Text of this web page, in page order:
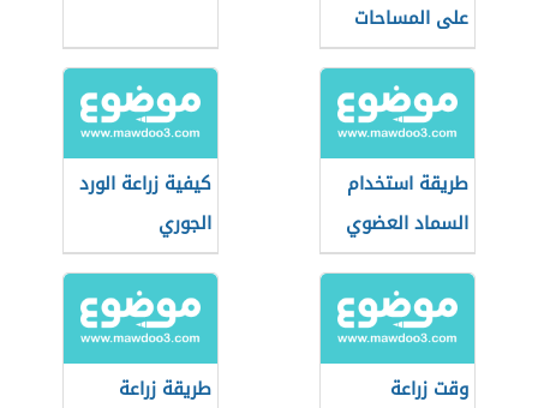
على المساحات
الخضراء
طريقة استخدام
السماد العضوي
كيفية زراعة الورد
الجوري
وقت زراعة
طريقة زراعة